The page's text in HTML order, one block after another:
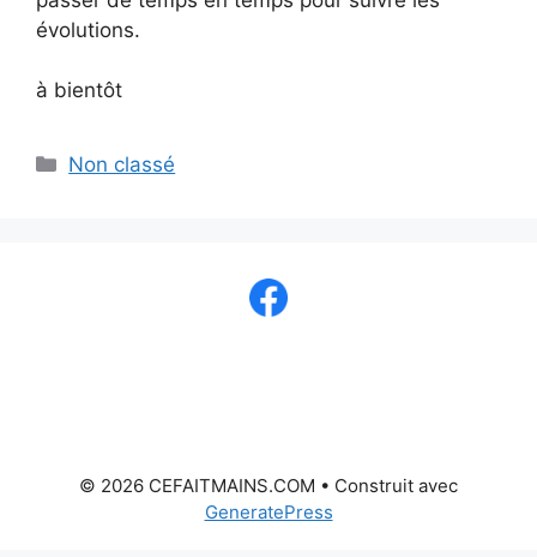
évolutions.
à bientôt
Catégories
Non classé
© 2026 CEFAITMAINS.COM • Construit avec
GeneratePress